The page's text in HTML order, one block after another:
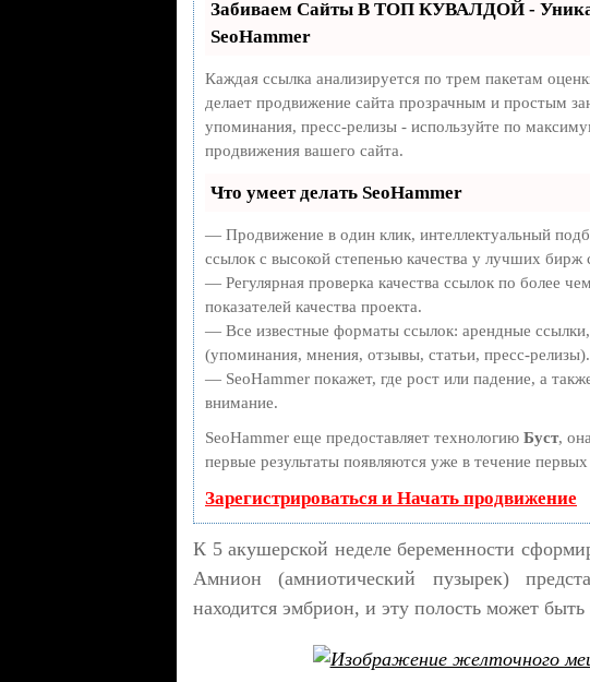
Забиваем Сайты В ТОП КУВАЛДОЙ -
SeoHammer
Каждая ссылка анализируется по трем пакетам
делает продвижение сайта прозрачным и простым
упоминания, пресс-релизы - используйте по
продвижения вашего сайта.
Что умеет делать SeoHammer
— Продвижение в один клик, интеллектуальный
ссылок с высокой степенью качества у лучших бирж
— Регулярная проверка качества ссылок по более
показателей качества проекта.
— Все известные форматы ссылок: арендные
(упоминания, мнения, отзывы, статьи, пресс-релизы).
— SeoHammer покажет, где рост или падение, а
внимание.
SeoHammer еще предоставляет технологию Буст,
первые результаты появляются уже в течение
Зарегистрироваться и Начать продвижение
К 5 акушерской неделе беременности
Амнион (амниотический пузырек)
находится эмбрион, и эту полость может